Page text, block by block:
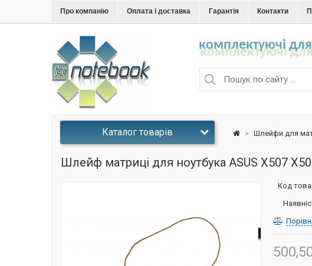
Про компанію Оплата і доставка Гарантія Контакти
Каталог товарів
комплектуючі для
> Шлейфи для
Шлейф матриці для ноутбука ASUS X507
Код